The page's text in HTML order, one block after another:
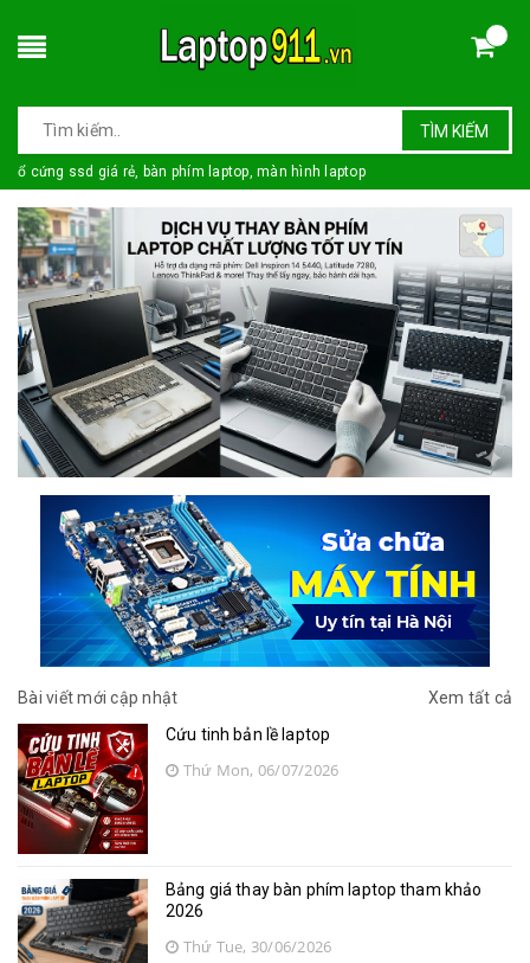
TÌM KIẾM
ổ cứng ssd giá rẻ, bàn phím laptop, màn hình laptop
Bài viết mới cập nhật
Xem tất cả
Cứu tinh bản lề laptop
Thứ Mon, 06/07/2026
Bảng giá thay bàn phím laptop tham khảo
2026
Thứ Tue, 30/06/2026